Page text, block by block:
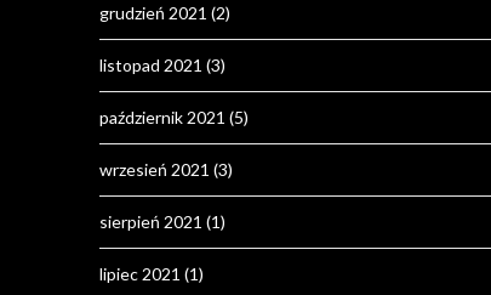
grudzień 2021 (2)
listopad 2021 (3)
październik 2021 (5)
wrzesień 2021 (3)
sierpień 2021 (1)
lipiec 2021 (1)